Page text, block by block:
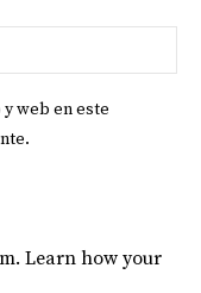
web en este
Learn how your